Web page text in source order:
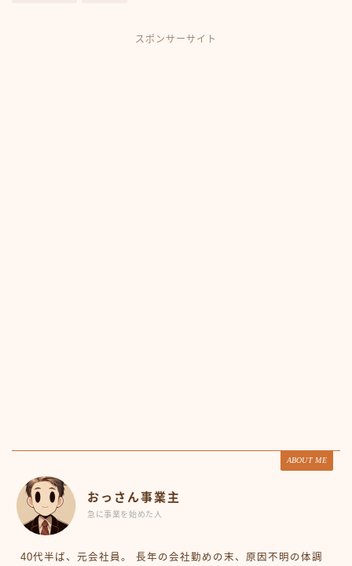
スポンサーサイト
ABOUT ME
おっさん事業主
急に事業を始めた人
40代半ば、元会社員。 長年の会社勤めの末、原因不明の体調